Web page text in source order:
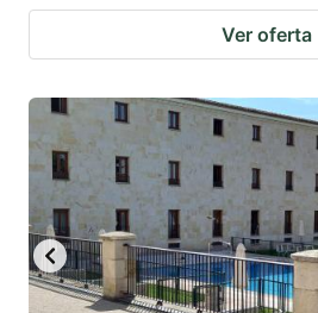
Ver oferta